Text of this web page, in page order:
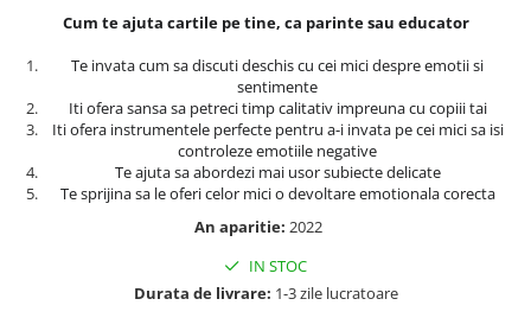
Starea de bine
Terapii Alternative
AudioBook
Beletristica
Biografii, Memorii, Jurnale
Carti pentru Adolescenti, Young
Cum te ajuta cartile pe tine, ca parinte sau educator
Te invata cum sa discuti deschis cu cei mici despre emotii si
sentimente
Iti ofera sansa sa petreci timp calitativ impreuna cu copiii tai
Iti ofera instrumentele perfecte pentru a-i invata pe cei mici sa isi
controleze emotiile negative
Te ajuta sa abordezi mai usor subiecte delicate
Te sprijina sa le oferi celor mici o devoltare emotionala corecta
An aparitie: 2022
IN STOC
Durata de livrare: 1-3 zile lucratoare